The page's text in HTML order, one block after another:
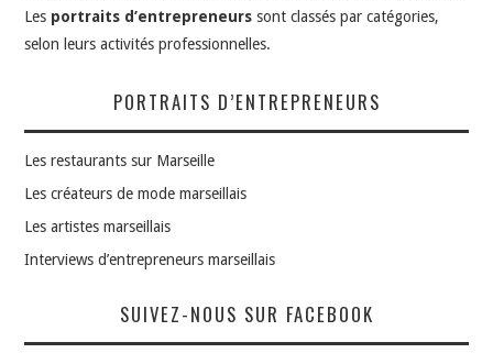
Les portraits d’entrepreneurs sont classés par catégories,
selon leurs activités professionnelles.
PORTRAITS D’ENTREPRENEURS
Les restaurants sur Marseille
Les créateurs de mode marseillais
Les artistes marseillais
Interviews d’entrepreneurs marseillais
SUIVEZ-NOUS SUR FACEBOOK